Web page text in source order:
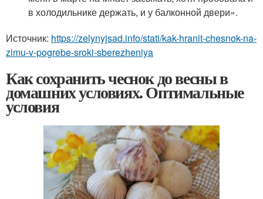
в холодильнике держать, и у балконной двери».
Источник: https://zelynyjsad.info/stati/kak-hranit-chesnok-na-
zimu-v-pogrebe-sroki-sberezheniya
Как сохранить чеснок до весны в
домашних условиях. Оптимальные
условия